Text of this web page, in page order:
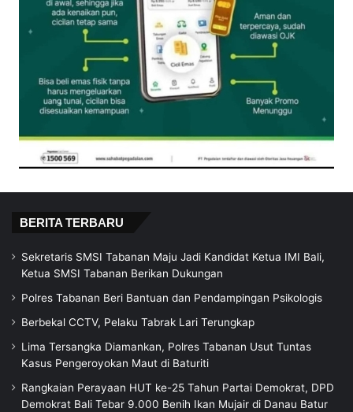
BERITA TERBARU
Sekretaris SMSI Tabanan Maju Jadi Kandidat Ketua IMI Bali,
Ketua SMSI Tabanan Berikan Dukungan
Polres Tabanan Beri Bantuan dan Pendampingan Psikologis
Berbekal CCTV, Pelaku Tabrak Lari Terungkap
Lima Tersangka Diamankan, Polres Tabanan Usut Tuntas
Kasus Pengeroyokan Maut di Baturiti
Rangkaian Perayaan HUT ke-25 Tahun Partai Demokrat, DPD
Demokrat Bali Tebar 9.000 Benih Ikan Mujair di Danau Batur